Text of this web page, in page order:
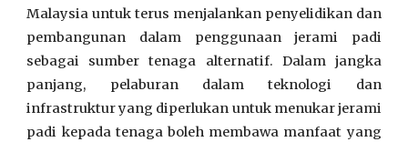
Malaysia untuk terus menjalankan penyelidikan dan
pembangunan dalam penggunaan jerami padi
sebagai sumber tenaga alternatif. Dalam jangka
panjang, pelaburan dalam teknologi dan
infrastruktur yang diperlukan untuk menukar jerami
padi kepada tenaga boleh membawa manfaat yang